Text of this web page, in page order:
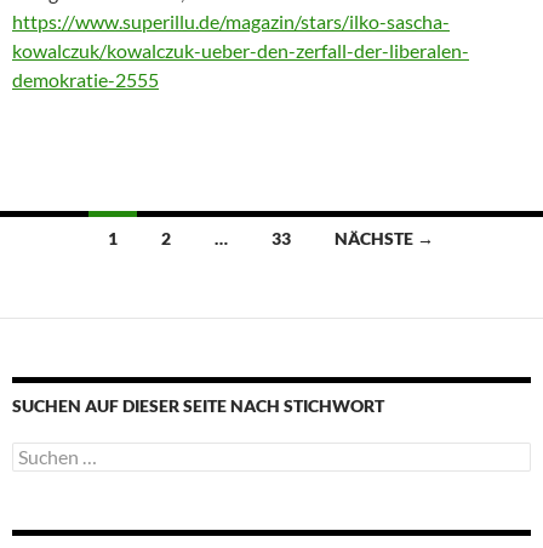
https://www.superillu.de/magazin/stars/ilko-sascha-
kowalczuk/kowalczuk-ueber-den-zerfall-der-liberalen-
demokratie-2555
Beitragsnavigation
1 2 … 33 NÄCHSTE →
SUCHEN AUF DIESER SEITE NACH STICHWORT
Suche
nach: